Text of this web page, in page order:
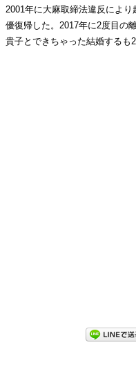
2001年に大麻取締法違反によ
優復帰した。2017年に2度目の
貴子とできちゃった結婚するも